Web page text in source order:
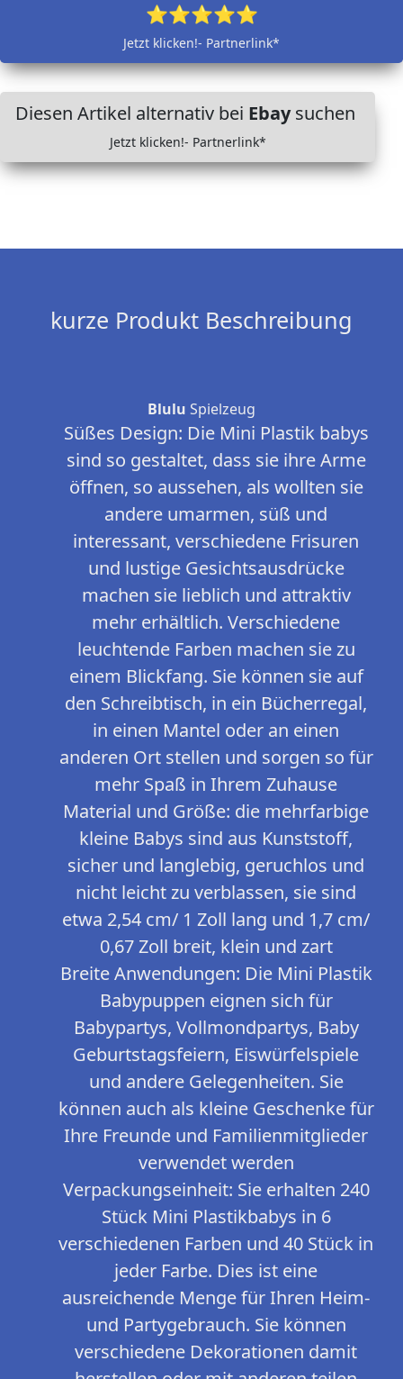
⭐⭐⭐⭐⭐
Jetzt klicken!- Partnerlink*
Diesen Artikel alternativ bei Ebaysuchen
Jetzt klicken!- Partnerlink*
kurze Produkt Beschreibung
Blulu Spielzeug
Süßes Design: Die Mini Plastik babys
sind so gestaltet, dass sie ihre Arme
öffnen, so aussehen, als wollten sie
andere umarmen, süß und
interessant, verschiedene Frisuren
und lustige Gesichtsausdrücke
machen sie lieblich und attraktiv
mehr erhältlich. Verschiedene
leuchtende Farben machen sie zu
einem Blickfang. Sie können sie auf
den Schreibtisch, in ein Bücherregal,
in einen Mantel oder an einen
anderen Ort stellen und sorgen so für
mehr Spaß in Ihrem Zuhause
Material und Größe: die mehrfarbige
kleine Babys sind aus Kunststoff,
sicher und langlebig, geruchlos und
nicht leicht zu verblassen, sie sind
etwa 2,54 cm/ 1 Zoll lang und 1,7 cm/
0,67 Zoll breit, klein und zart
Breite Anwendungen: Die Mini Plastik
Babypuppen eignen sich für
Babypartys, Vollmondpartys, Baby
Geburtstagsfeiern, Eiswürfelspiele
und andere Gelegenheiten. Sie
können auch als kleine Geschenke für
Ihre Freunde und Familienmitglieder
verwendet werden
Verpackungseinheit: Sie erhalten 240
Stück Mini Plastikbabys in 6
verschiedenen Farben und 40 Stück in
jeder Farbe. Dies ist eine
ausreichende Menge für Ihren Heim-
und Partygebrauch. Sie können
verschiedene Dekorationen damit